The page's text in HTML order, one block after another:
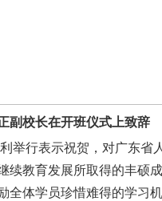
副校长在开班仪式上致辞
行表示祝贺，对广东
教育发展所取得的丰
体学员珍惜难得的学